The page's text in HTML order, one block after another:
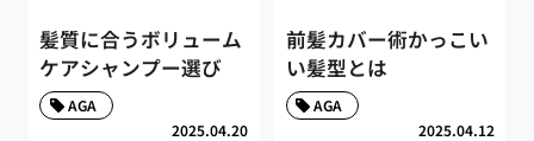
髪質に合うボリューム
ケアシャンプー選び
2025.04.20
AGA
前髪カバー術かっこい
い髪型とは
2025.04.12
AGA